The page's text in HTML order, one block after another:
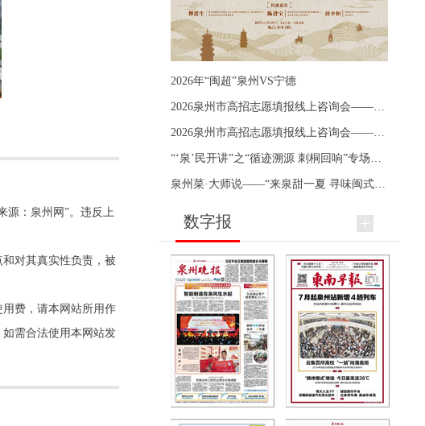
源：泉州网”。违反上
对其真实性负责，被
费，请本网站所用作
需合法使用本网站发
2026年“闽超”泉州VS宁德
数字报